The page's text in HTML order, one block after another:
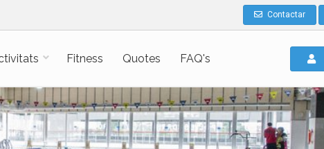
Contactar
Fitness Quotes FAQ's